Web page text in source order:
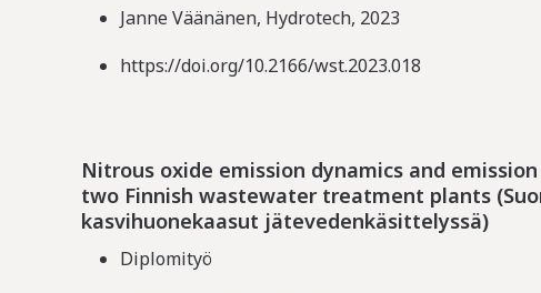
Janne Väänänen, Hydrotech, 2023
https://doi.org/10.2166/wst.2023.018
Nitrous oxide emission dynamics and
two Finnish wastewater treatment plants
kasvihuonekaasut jätevedenkäsittelyssä)
Diplomityö